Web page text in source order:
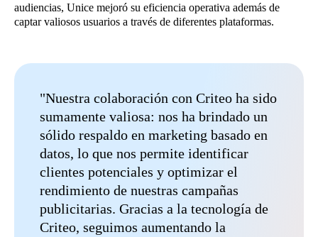
audiencias, Unice mejoró su eficiencia operativa además de
captar valiosos usuarios a través de diferentes plataformas.
"Nuestra colaboración con Criteo ha sido
sumamente valiosa: nos ha brindado un
sólido respaldo en marketing basado en
datos, lo que nos permite identificar
clientes potenciales y optimizar el
rendimiento de nuestras campañas
publicitarias. Gracias a la tecnología de
Criteo, seguimos aumentando la